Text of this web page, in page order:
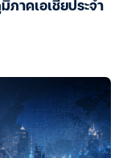
าคเอเชียประจำ